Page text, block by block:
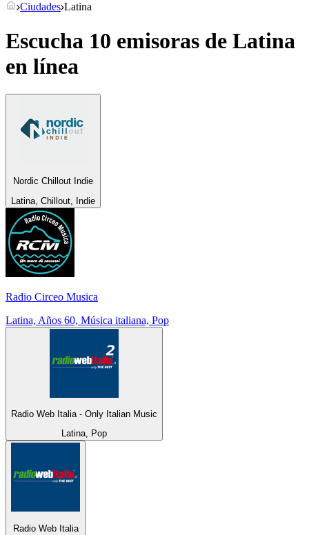
Ciudades Latina
Escucha 10 emisoras de Latina
en línea
Nordic Chillout Indie
Latina, Chillout, Indie
Radio Circeo Musica
Latina, Años 60, Música italiana, Pop
Radio Web Italia - Only Italian Music
Latina, Pop
Radio Web Italia